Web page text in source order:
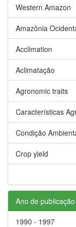
Western Amazon
Amazônia
Acclimation
Aclimatação
Agronomic traits
Características
Condição
Crop yield
Ano de publicação
1990 - 1997